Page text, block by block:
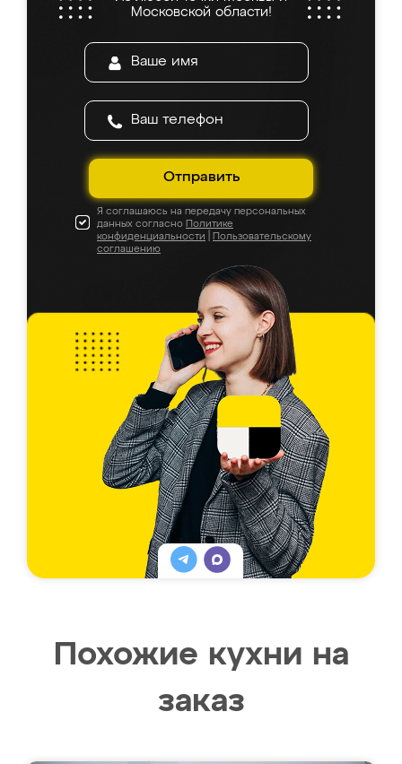
Московской области!
Отправить
Я соглашаюсь на передачу персональных
данных согласно Политике
конфиденциальности
Пользовательскому
соглашению
Похожие кухни на
заказ